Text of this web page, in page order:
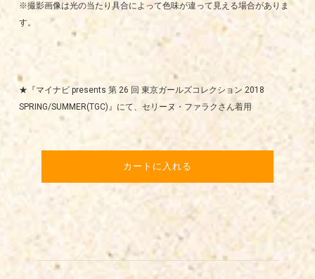
※撮影画像は光の当たり具合によって色味が違って見える場合がありま
す。
★『マイナビ presents 第 26 回 東京ガールズコレクション 2018
SPRING/SUMMER(TGC)』にて、セリーヌ・ファラクさん着用
カートに入れる